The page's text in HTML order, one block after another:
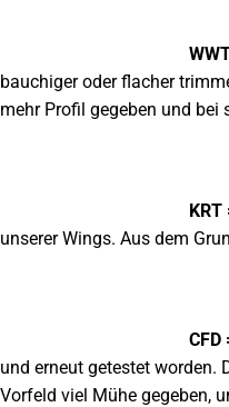
bauchiger oder flacher
mehr Profil gegeben und
unserer Wings. Aus dem
CFD
und erneut getestet worden.
Vorfeld viel Mühe gegeben,